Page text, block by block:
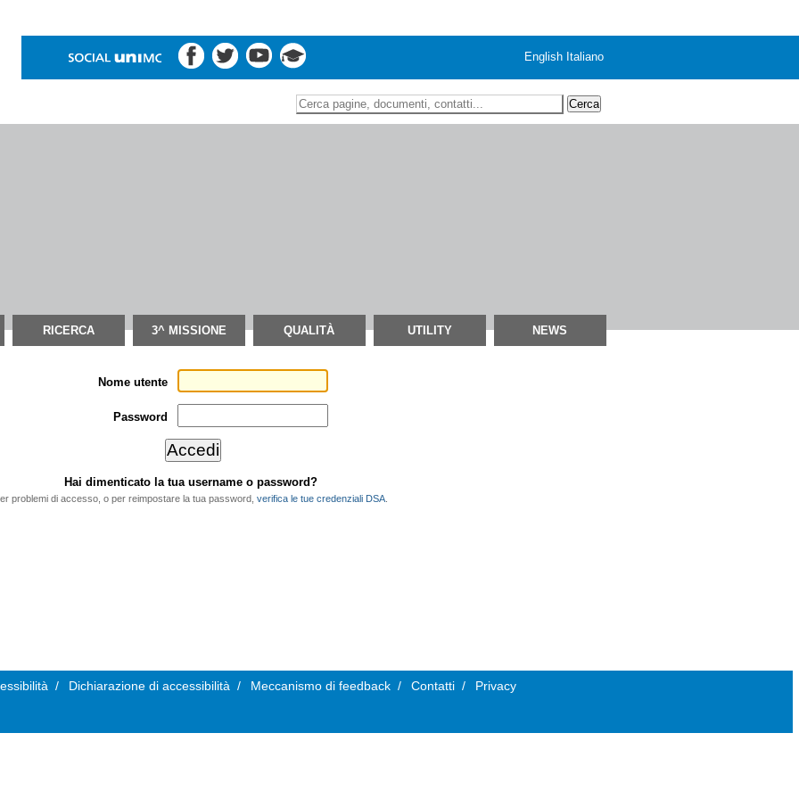
English Italiano
Inserire il termine di ricerca
RICERCA 3^ MISSIONE QUALITÀ UTILITY NEWS
Nome utente
Password
Hai dimenticato la tua username o password?
problemi di accesso, o per reimpostare la tua password, verifica le tue credenziali DSA.
/ Dichiarazione di accessibilità / Meccanismo di feedback / Contatti / Privacy